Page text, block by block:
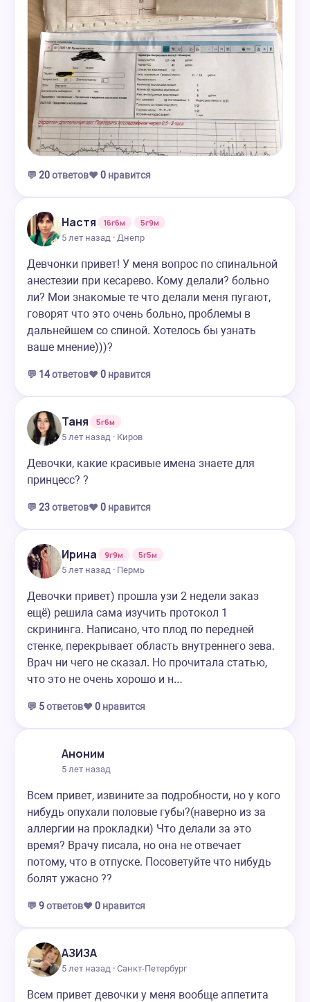
💬 20ответов❤️ 0 нравится
Настя 16г6м
5г9м
5 лет назад · Днепр
Девчонки привет! У меня вопрос по спинальной
анестезии при кесарево. Кому делали? больно
ли? Мои знакомые те что делали меня пугают,
говорят что это очень больно, проблемы в
дальнейшем со спиной. Хотелось бы узнать
ваше мнение)))?
💬 14ответов❤️ 0 нравится
Таня
5г6м
5 лет назад · Киров
Девочки, какие красивые имена знаете для
принцесс? ?
💬 23ответов❤️ 0 нравится
Ирина 9г9м
5г5м
5 лет назад · Пермь
Девочки привет) прошла узи 2 недели заказ
ещё) решила сама изучить протокол 1
скрининга. Написано, что плод по передней
стенке, перекрывает область внутреннего зева.
Врач ни чего не сказал. Но прочитала статью,
что это не очень хорошо и н…
💬 5ответов❤️ 0 нравится
Аноним
5 лет назад
Всем привет, извините за подробности, но у кого
нибудь опухали половые губы?(наверно из за
аллергии на прокладки) Что делали за это
время? Врачу писала, но она не отвечает
потому, что в отпуске. Посоветуйте что нибудь
болят ужасно ??
💬 9ответов❤️ 0 нравится
АЗИЗА
5 лет назад · Санкт-Петербург
Всем привет девочки у меня вообще аппетита